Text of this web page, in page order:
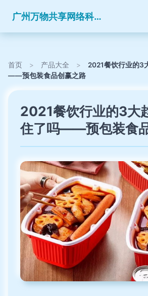
广州万物共享网络科技有限公司
首页 > 产品大全 >
2021餐饮行业的3
——预包装食品创赢之路
2021餐饮行业的3大
住了吗——预包装食